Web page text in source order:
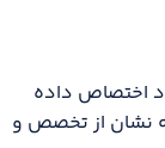
مقام اول را به خود اختصاص داده
نشان از تخصص و